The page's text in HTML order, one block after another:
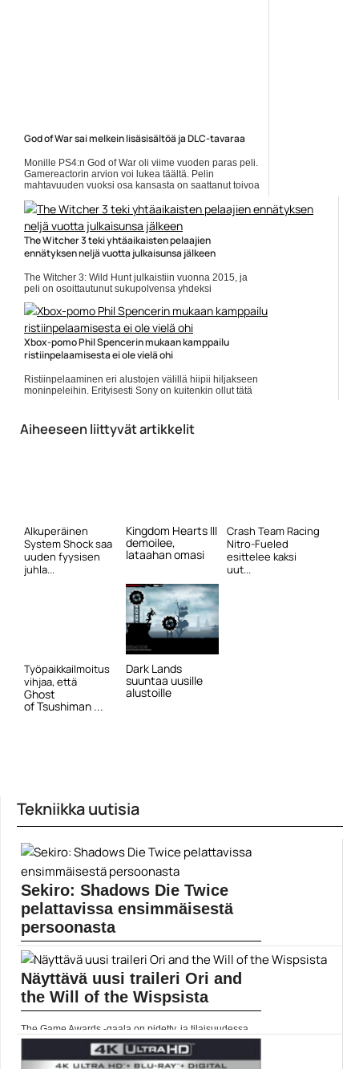
God of War sai melkein lisäsisältöä ja DLC-tavaraa
Monille PS4:n God of War oli viime vuoden paras peli.
Gamereactorin arvion voi lukea täältä. Pelin
mahtavuuden vuoksi osa kansasta on saattanut toivoa
https://www.gamereactor.fi/uutiset/605513/God+of+War+sai+melke...
Yleinen
The Witcher 3 teki yhtäaikaisten pelaajien
ennätyksen neljä vuotta julkaisunsa jälkeen
The Witcher 3: Wild Hunt julkaistiin vuonna 2015, ja
peli on osoittautunut sukupolvensa yhdeksi
pitkäaikaisimmista peleistä. The Witcherista saatiin
hiljan TV-sarja... ]]> Lue koko artikkeli:
https://www.gamereactor.fi/uutiset/713243/The+Witcher+...
Yleinen
Xbox-pomo Phil Spencerin mukaan kamppailu
ristiinpelaamisesta ei ole vielä ohi
Ristiinpelaaminen eri alustojen välillä hiipii hiljakseen
moninpeleihin. Erityisesti Sony on kuitenkin ollut tätä
https://www.gamereactor.fi/uutiset/739583/Xboxpomo...
Aiheeseen liittyvät artikkelit
Alkuperäinen
System Shock saa
uuden fyysisen
juhla...
Kingdom Hearts III
demoilee,
lataahan omasi
Crash Team Racing
Nitro-Fueled
esittelee kaksi
uut...
Työpaikkailmoitus
vihjaa, että
Ghost
of Tsushiman ...
Dark Lands
suuntaa uusille
alustoille
Tekniikka uutisia
Sekiro: Shadows Die Twice
pelattavissa ensimmäisestä
persoonasta
From Softwaren brutaali Sekiro: Shadows Die Twice
julkaistiin maaliskuussa 2019, ja Gamereactorin arvion
pääsee lukemaan täällä. Nyt pelin pääsee kokemaan
PC:llä myös... ]]> Lue koko artikkeli:
https://www.gamereactor.fi/uutiset/685823/Sekiro+Sha...
Näyttävä uusi traileri Ori and
the Will of the Wispsista
The Game Awards -gaala on pidetty, ja tilaisuudessa
nähtiin palkintojenjaon ohella uusia pelijulkistuksia ja
trailereita. Yksi tällainen peli oli Ori and the Will of the...
]]> Lue koko artikkeli: